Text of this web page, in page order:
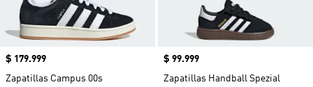
Precio
$ 179.999
Zapatillas Campus 00s
Precio
$ 99.999
Zapatillas Handball Spezial